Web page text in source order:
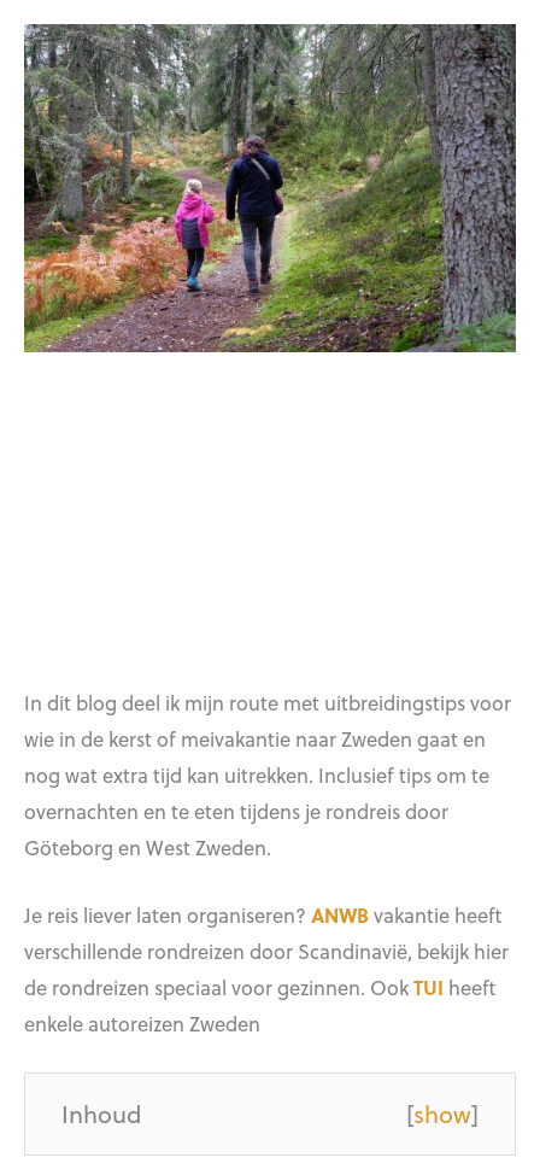
In dit blog deel ik mijn route met uitbreidingstips voor
wie in de kerst of meivakantie naar Zweden gaat en
nog wat extra tijd kan uitrekken. Inclusief tips om te
overnachten en te eten tijdens je rondreis door
Göteborg en West Zweden.
Je reis liever laten organiseren? ANWBvakantie heeft
verschillende rondreizen door Scandinavië, bekijk hier
de rondreizen speciaal voor gezinnen. OokTUI heeft
enkele autoreizen Zweden
Inhoud [show]